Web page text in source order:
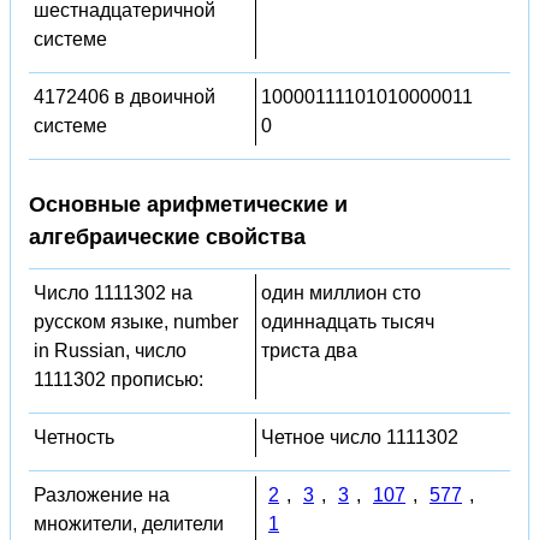
шестнадцатеричной
системе
4172406 в двоичной
системе
10000111101010000011
0
Основные арифметические и
алгебраические свойства
Число 1111302 на
русском языке, number
in Russian, число
1111302 прописью:
один миллион сто
одиннадцать тысяч
триста два
Четность Четное число 1111302
Разложение на
множители, делители
2 , 3 , 3 , 107 , 577 ,
1